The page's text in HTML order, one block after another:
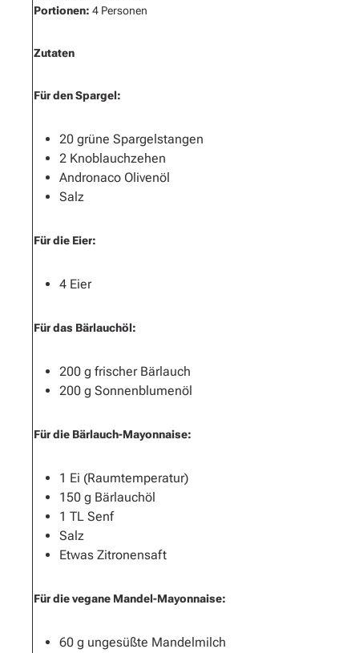
Portionen: 4 Personen
Zutaten
Für den Spargel:
20 grüne Spargelstangen
2 Knoblauchzehen
Andronaco Olivenöl
Salz
Für die Eier:
4 Eier
Für das Bärlauchöl:
200 g frischer Bärlauch
200 g Sonnenblumenöl
Für die Bärlauch-Mayonnaise:
1 Ei (Raumtemperatur)
150 g Bärlauchöl
1 TL Senf
Salz
Etwas Zitronensaft
Für die vegane Mandel-Mayonnaise:
60 g ungesüßte Mandelmilch